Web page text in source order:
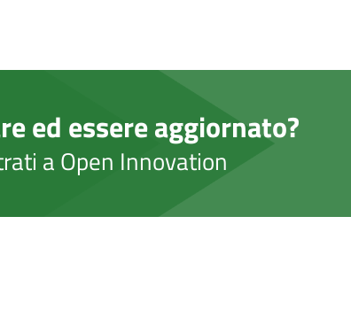
ed essere aggiornato?
a Open Innovation